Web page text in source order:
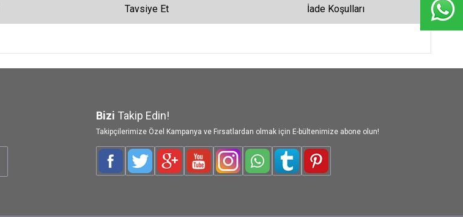
Tavsiye Et İade Koşulları
Bizi Takip Edin!
Takipçilerimize Özel Kampanya ve Fırsatlardan olmak için E-bültenimize abone olun!
FacebookTwitterGoogle-PlusYoutubeInstagramWhatsAppTumblrPinterest